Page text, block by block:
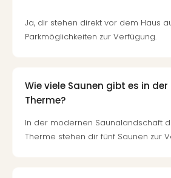
Ja, dir stehen direkt vor dem Haus
Parkmöglichkeiten zur Verfügung.
Wie viele Saunen gibt es in
Therme?
In der modernen Saunalandschaft
Therme stehen dir fünf Saunen zur